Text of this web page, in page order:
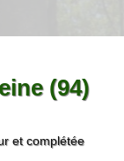
(94)
et complétée